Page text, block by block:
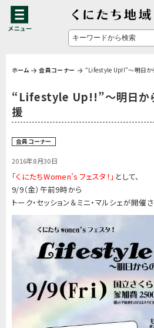
ホーム 会員コーナー “Lifestyle Up!!”〜明日か
“Lifestyle Up!!”〜明日か
援
会員コーナー
2016年8月30日
「くにたちWomen’s フェスタ！」 として、
9/9（金）午前9時から
トーク・セッション＆ミニ・マルシェが開催さ